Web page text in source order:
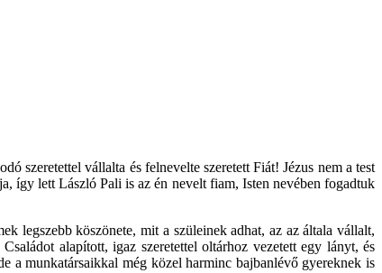
szeretettel vállalta és felnevelte szeretett Fiát! Jézus nem a test
így lett László Pali is az én nevelt fiam, Isten nevében fogadtuk
legszebb köszönete, mit a szüleinek adhat, az az általa vállalt,
alapított, igaz szeretettel oltárhoz vezetett egy lányt, és
a munkatársaikkal még közel harminc bajbanlévő gyereknek is